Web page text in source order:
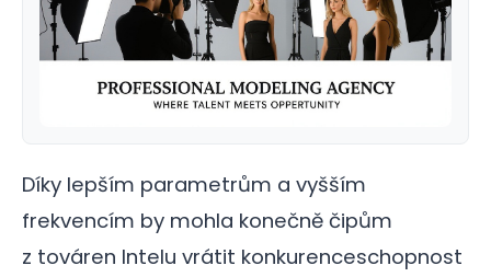
Díky lepším parametrům a vyšším
frekvencím by mohla konečně čipům
z továren Intelu vrátit konkurenceschopnost